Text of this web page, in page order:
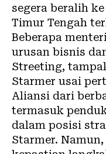
segera beralih
Timur Tengah
Beberapa
urusan bisnis
Streeting,
Starmer usai
Aliansi dari
termasuk
dalam posisi
Starmer.